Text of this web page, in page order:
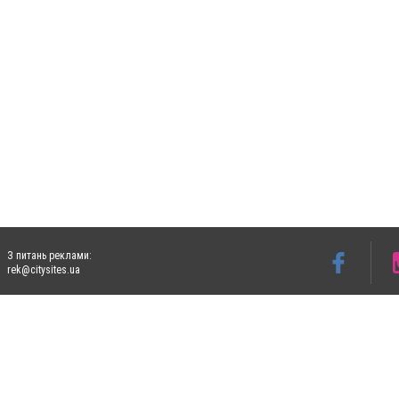
З питань реклами:
rek@citysites.ua